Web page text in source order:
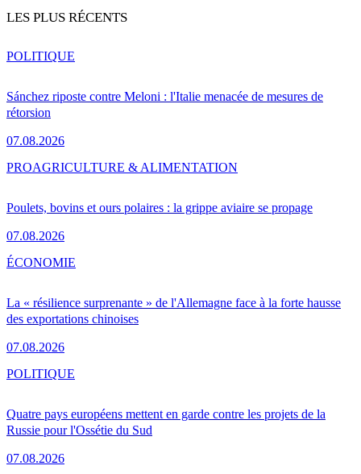
LES PLUS RÉCENTS
Sánchez riposte contre Meloni : l'Italie menacée de mesures de
rétorsion
07.08.2026
POLITIQUE
Poulets, bovins et ours polaires : la grippe aviaire se propage
07.08.2026
PROAGRICULTURE & ALIMENTATION
La « résilience surprenante » de l'Allemagne face à la forte hausse
des exportations chinoises
07.08.2026
ÉCONOMIE
Quatre pays européens mettent en garde contre les projets de la
Russie pour l'Ossétie du Sud
07.08.2026
POLITIQUE